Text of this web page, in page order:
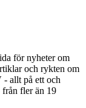
för nyheter om
och rykten om
allt på ett och
från fler än 19